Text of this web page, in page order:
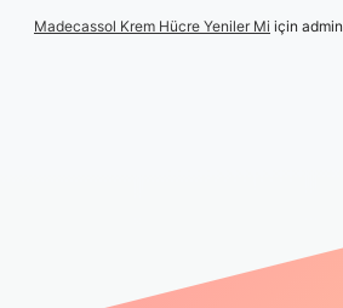
Madecassol Krem Hücre Yeniler Mi için admin